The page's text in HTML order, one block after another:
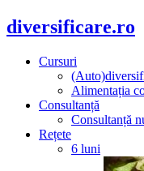
diversificare.ro
Cursuri
Alimentația
Consultanță
Consultanță
Rețete
6 luni